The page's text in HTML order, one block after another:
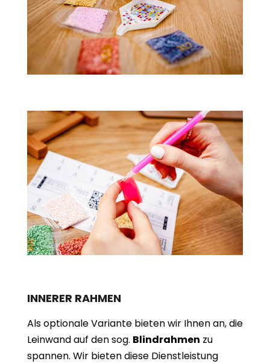
INNERER RAHMEN
Als optionale Variante bieten wir Ihnen an, die
Leinwand auf den sog. Blindrahmen zu
spannen. Wir bieten diese Dienstleistung